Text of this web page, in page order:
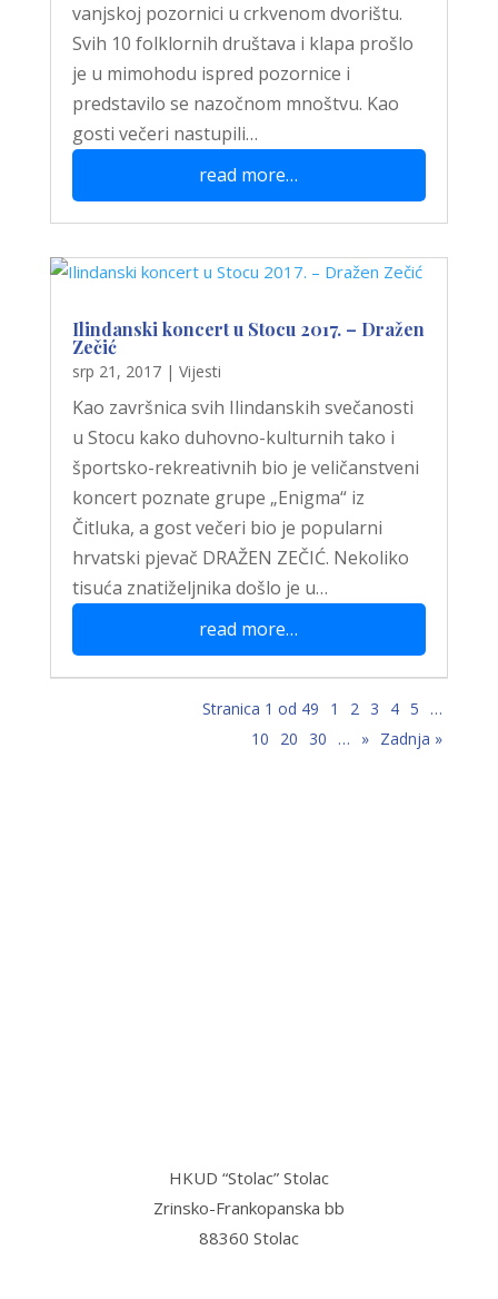
vanjskoj pozornici u crkvenom dvorištu.
Svih 10 folklornih društava i klapa prošlo
je u mimohodu ispred pozornice i
predstavilo se nazočnom mnoštvu. Kao
gosti večeri nastupili…
read more…
Ilindanski koncert u Stocu 2017. – Dražen
Zečić
srp 21, 2017| Vijesti
Kao završnica svih Ilindanskih svečanosti
u Stocu kako duhovno-kulturnih tako i
športsko-rekreativnih bio je veličanstveni
koncert poznate grupe „Enigma“ iz
Čitluka, a gost večeri bio je popularni
hrvatski pjevač DRAŽEN ZEČIĆ. Nekoliko
tisuća znatiželjnika došlo je u…
read more…
Stranica 1 od 49 1 2 3 4 5
…
10
20 30 … » Zadnja »
HKUD “Stolac” Stolac
Zrinsko-Frankopanska bb
88360 Stolac